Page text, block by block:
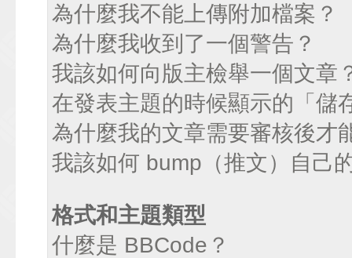
為什麼我不能上傳附加檔案？
為什麼我收到了一個警告？
我該如何向版主檢舉一個文章
在發表主題的時候顯示的「儲
為什麼我的文章需要審核後才
我該如何 bump（推文）自己
格式和主題類型
什麼是 BBCode？